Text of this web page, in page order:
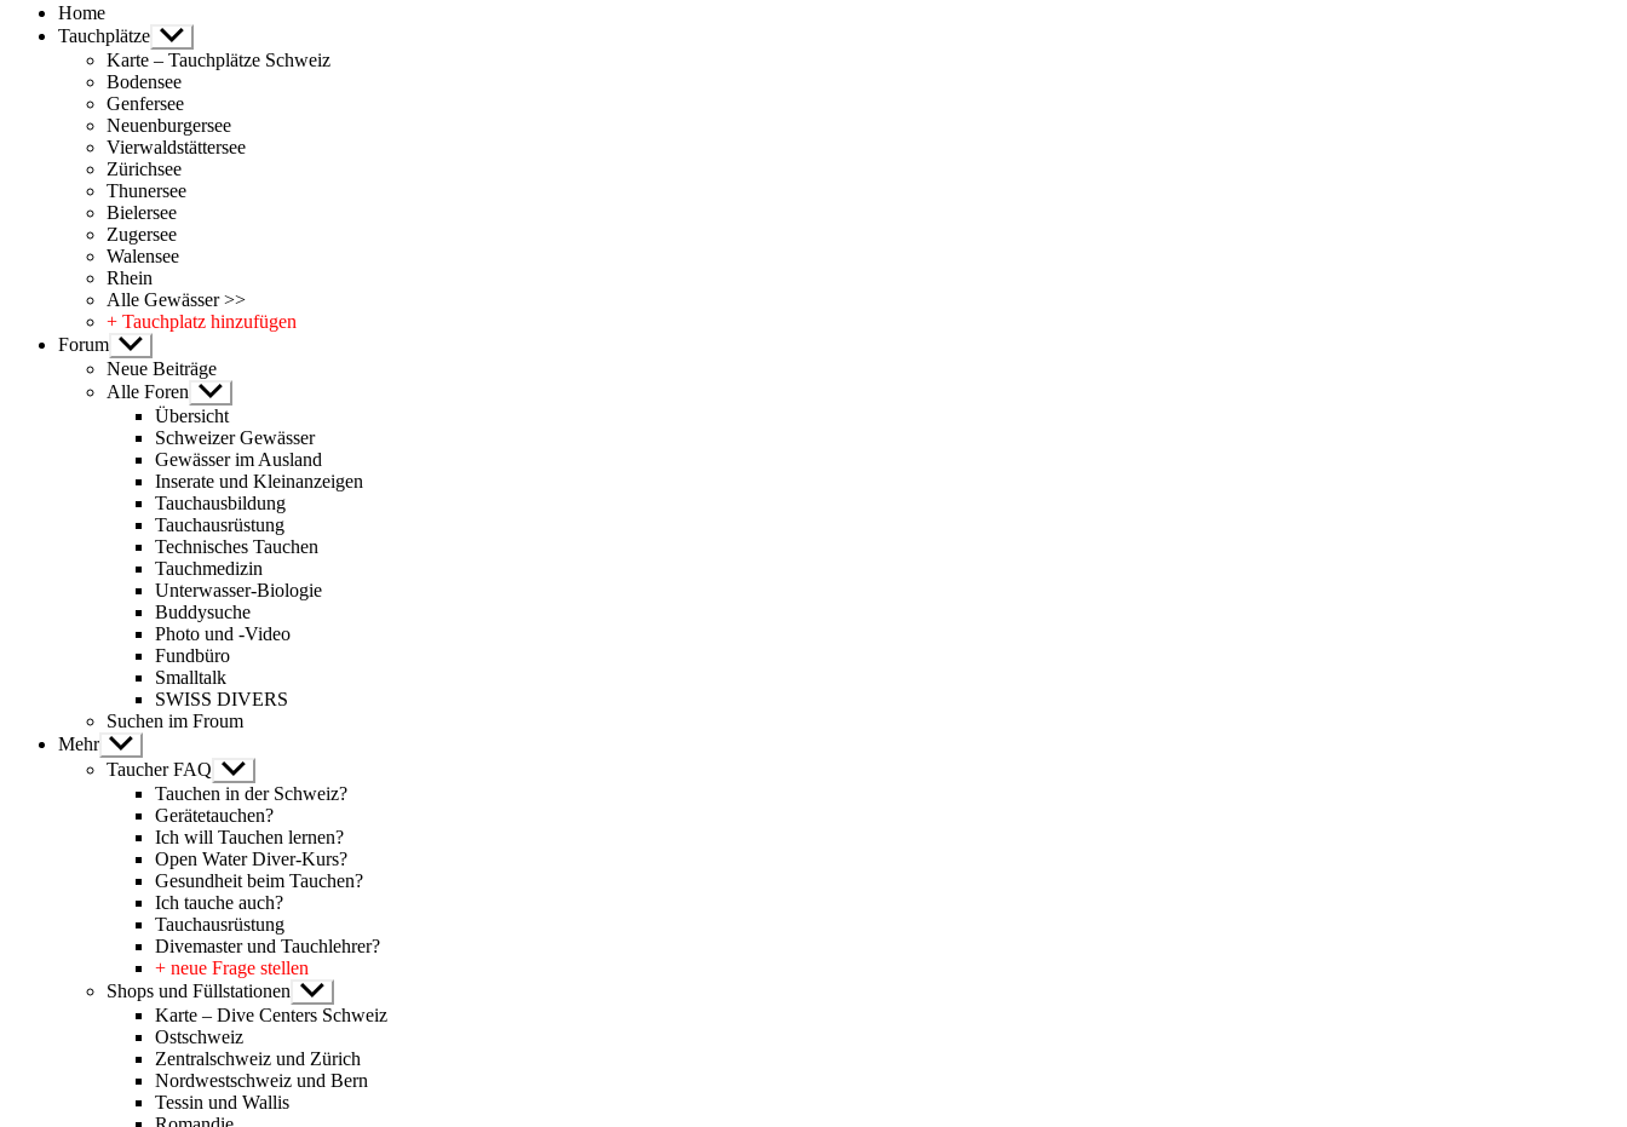
Home
Tauchplätze Untermenü
anzeigen
Karte – Tauchplätze Schweiz
Bodensee
Genfersee
Neuenburgersee
Vierwaldstättersee
Zürichsee
Thunersee
Bielersee
Zugersee
Walensee
Rhein
Alle Gewässer >>
+ Tauchplatz hinzufügen
Forum Untermenü
anzeigen
Neue Beiträge
Alle Foren Untermenü
anzeigen
Übersicht
Schweizer Gewässer
Gewässer im Ausland
Inserate und Kleinanzeigen
Tauchausbildung
Tauchausrüstung
Technisches Tauchen
Tauchmedizin
Unterwasser-Biologie
Buddysuche
Photo und -Video
Fundbüro
Smalltalk
SWISS DIVERS
Suchen im Froum
Mehr Untermenü
anzeigen
Taucher FAQ Untermenü
anzeigen
Tauchen in der Schweiz?
Gerätetauchen?
Ich will Tauchen lernen?
Open Water Diver-Kurs?
Gesundheit beim Tauchen?
Ich tauche auch?
Tauchausrüstung
Divemaster und Tauchlehrer?
+ neue Frage stellen
Shops und Füllstationen Untermenü
anzeigen
Karte – Dive Centers Schweiz
Ostschweiz
Zentralschweiz und Zürich
Nordwestschweiz und Bern
Tessin und Wallis